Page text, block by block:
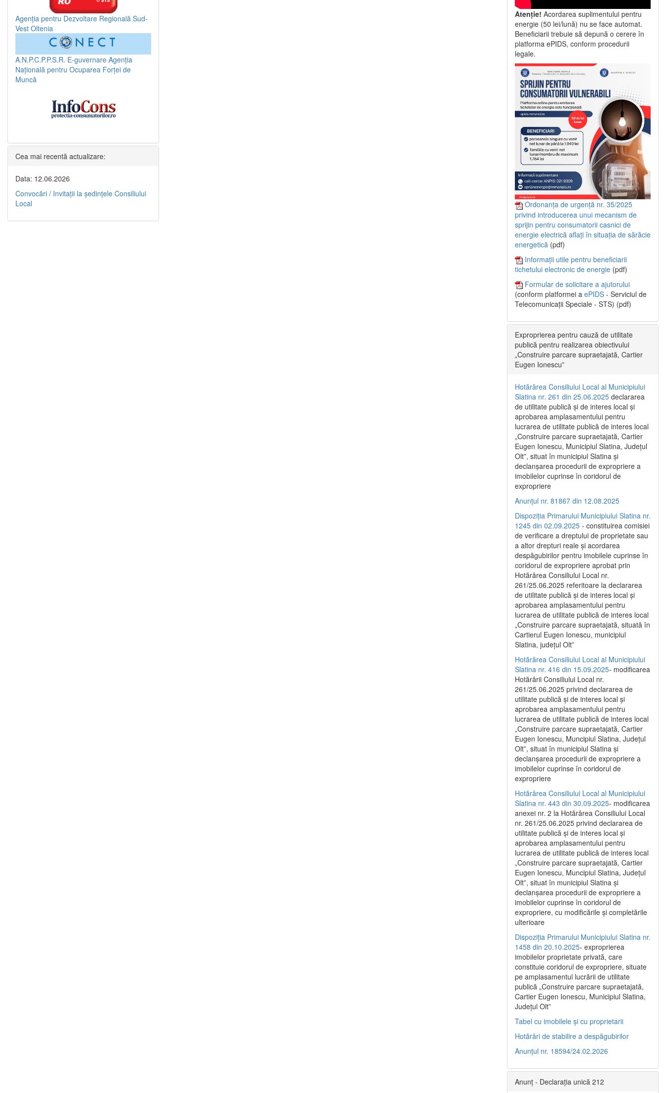
Agenția pentru Dezvoltare Regională Sud-
Vest Oltenia
A.N.P.C.P.P.S.R. E-guvernare Agenția
Națională pentru Ocuparea Forței de
Muncă
Cea mai recentă actualizare:
Data: 12.06.2026
Convocări / Invitaţii la şedinţele Consiliului
Local
Atenție! Acordarea suplimentului pentru
energie (50 lei/lună) nu se face automat.
Beneficiarii trebuie să depună o cerere în
platforma ePIDS, conform procedurii
legale.
Ordonanța de urgență nr. 35/2025
privind introducerea unui mecanism de
sprijin pentru consumatorii casnici de
energie electrică aflați în situația de sărăcie
energetică (pdf)
Informații utile pentru beneficiarii
tichetului electronic de energie (pdf)
Formular de solicitare a ajutorului
(conform platformei a ePIDS - Serviciul de
Telecomunicații Speciale - STS) (pdf)
Exproprierea pentru cauză de utilitate
publică pentru realizarea obiectivului
„Construire parcare supraetajată, Cartier
Eugen Ionescu”
Hotărârea Consiliului Local al Municipiului
Slatina nr. 261 din 25.06.2025 declararea
de utilitate publică și de interes local și
aprobarea amplasamentului pentru
lucrarea de utilitate publică de interes local
„Construire parcare supraetajată, Cartier
Eugen Ionescu, Municipiul Slatina, Județul
Olt”, situat în municipiul Slatina și
declanșarea procedurii de expropriere a
imobilelor cuprinse în coridorul de
expropriere
Anunțul nr. 81867 din 12.08.2025
Dispoziția Primarului Municipiului Slatina nr.
1245 din 02.09.2025 - constituirea comisiei
de verificare a dreptului de proprietate sau
a altor drepturi reale și acordarea
despăgubirilor pentru imobilele cuprinse în
coridorul de expropriere aprobat prin
Hotărârea Consiliului Local nr.
261/25.06.2025 referitoare la declararea
de utilitate publică și de interes local și
aprobarea amplasamentului pentru
lucrarea de utilitate publică de interes local
„Construire parcare supraetajată, situată în
Cartierul Eugen Ionescu, municipiul
Slatina, județul Olt”
Hotărârea Consiliului Local al Municipiului
Slatina nr. 416 din 15.09.2025- modificarea
Hotărârii Consiliului Local nr.
261/25.06.2025 privind declararea de
utilitate publică și de interes local și
aprobarea amplasamentului pentru
lucrarea de utilitate publică de interes local
„Construire parcare supraetajată, Cartier
Eugen Ionescu, Muncipiul Slatina, Județul
Olt”, situat în municipiul Slatina și
declanșarea procedurii de expropriere a
imobilelor cuprinse în coridorul de
expropriere
Hotărârea Consiliului Local al Municipiului
Slatina nr. 443 din 30.09.2025- modificarea
anexei nr. 2 la Hotărârea Consiliului Local
nr. 261/25.06.2025 privind declararea de
utilitate publică şi de interes local şi
aprobarea amplasamentului pentru
lucrarea de utilitate publică de interes local
„Construire parcare supraetajată, Cartier
Eugen Ionescu, Muncipiul Slatina, Judeţul
Olt”, situat în municipiul Slatina şi
declanşarea procedurii de expropriere a
imobilelor cuprinse în coridorul de
expropriere, cu modificările şi completările
ulterioare
Dispoziția Primarului Municipiului Slatina nr.
1458 din 20.10.2025- exproprierea
imobilelor proprietate privată, care
constituie coridorul de expropriere, situate
pe amplasamentul lucrării de utilitate
publică „Construire parcare supraetajată,
Cartier Eugen Ionescu, Municipiul Slatina,
Județul Olt”
Tabel cu imobilele și cu proprietarii
Hotărâri de stabilire a despăgubirilor
Anunțul nr. 18594/24.02.2026
Anunț - Declarația unică 212